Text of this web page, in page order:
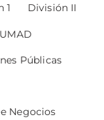
1 División II
Públicas
Negocios